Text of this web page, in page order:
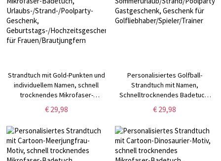
Strandtuch mit Gold-Punkten und
individuellem Namen, schnell
trocknendes Mikrofaser-
Badetuch,
Urlaubs-/Strand-/Poolparty-
Geburtstags-/Hochzeitsgeschenk
für Frauen/Brautjungfern
€ 29,98
Personalisiertes Golfball-
Strandtuch mit Namen,
Schnelltrocknendes Badetuch,
Sommerurlaub/Strand/Poolparty-
Gastgeschenk, Geschenk für
Golfliebhaber/Spieler/Trainer
€ 29,98